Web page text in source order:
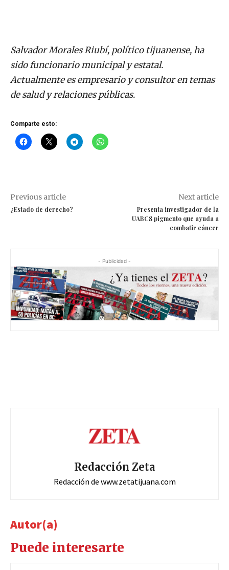
Salvador Morales Riubí, político tijuanense, ha
sido funcionario municipal y estatal.
Actualmente es empresario y consultor en temas
de salud y relaciones públicas.
Comparte esto:
Previous article
¿Estado de derecho?
Next article
Presenta investigador de la
UABCS pigmento que ayuda a
combatir cáncer
- Publicidad -
Redacción Zeta
Redacción de www.zetatijuana.com
Autor(a)
Puede interesarte